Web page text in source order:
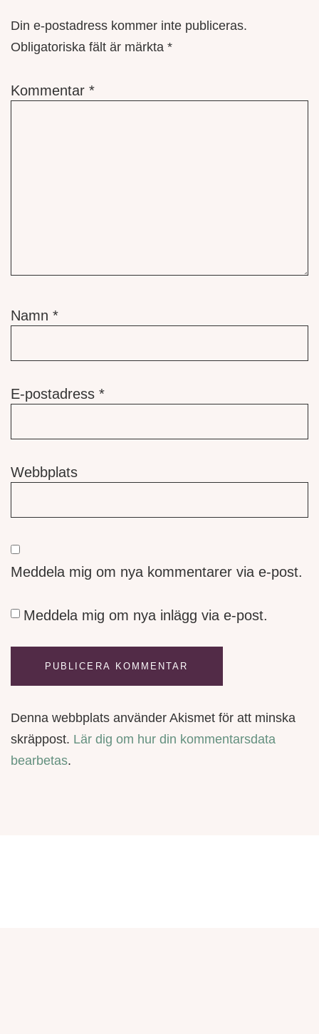
Din e-postadress kommer inte publiceras.
Obligatoriska fält är märkta *
Kommentar *
Namn *
E-postadress *
Webbplats
Meddela mig om nya kommentarer via e-post.
Meddela mig om nya inlägg via e-post.
Denna webbplats använder Akismet för att minska
skräppost. Lär dig om hur din kommentarsdata
bearbetas.